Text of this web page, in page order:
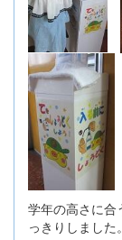
学年の高さに合
っきりしました。